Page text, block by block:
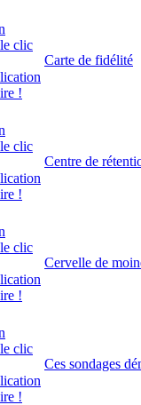
clic
!
Carte de fidélité
clic
!
Centre de
clic
!
Cervelle de
clic
!
Ces sondages